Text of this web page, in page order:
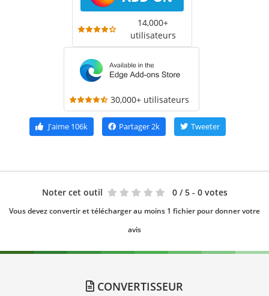
14,000+
utilisateurs
30,000+ utilisateurs
J'aime106k Partager2k Tweeter
Noter cet outil 0 / 5 - 0 votes
Vous devez convertir et télécharger au moins 1 fichier pour donner votre
avis
CONVERTISSEUR